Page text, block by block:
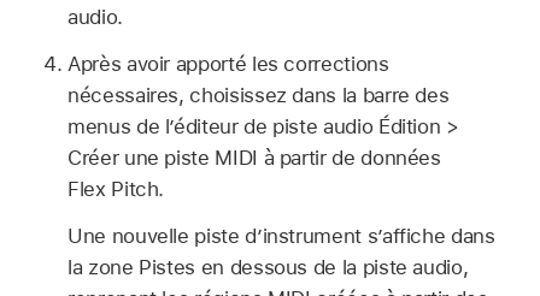
audio.
Après avoir apporté les corrections
nécessaires, choisissez dans la barre des
menus de l’éditeur de piste audio Édition >
Créer une piste MIDI à partir de données
Flex Pitch.
Une nouvelle piste d’instrument s’affiche dans
la zone Pistes en dessous de la piste audio,